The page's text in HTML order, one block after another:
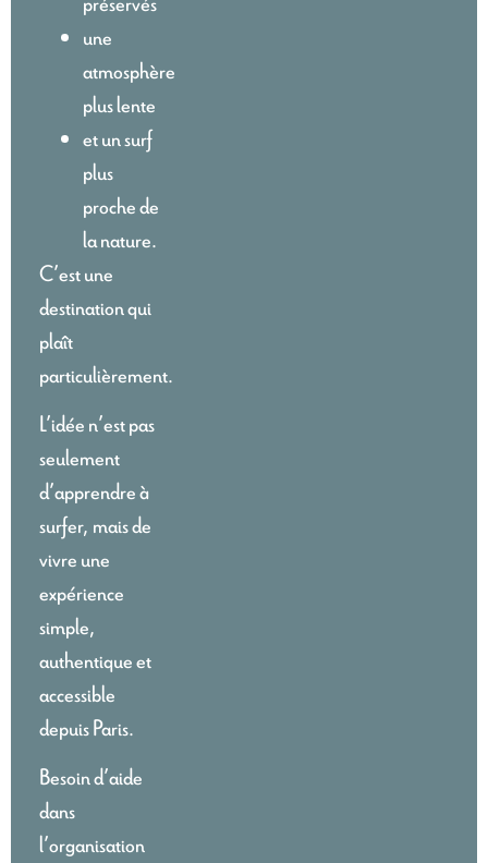
une
atmosphère
plus lente
et un surf
plus
proche de
la nature.
C’est une
destination qui
plaît
particulièrement.
L’idée n’est pas
seulement
d’apprendre à
surfer, mais de
vivre une
expérience
simple,
authentique et
accessible
depuis Paris.
Besoin d’aide
dans
l’organisation